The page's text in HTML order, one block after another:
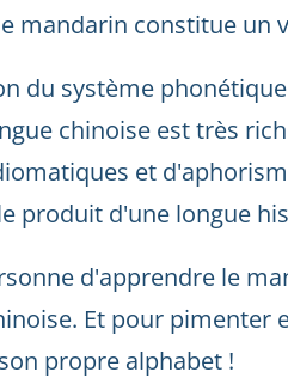
mandarin constitue un
du système
chinoise est très
et
produit d'une longue
d'apprendre le
Et pour pimenter
propre alphabet !